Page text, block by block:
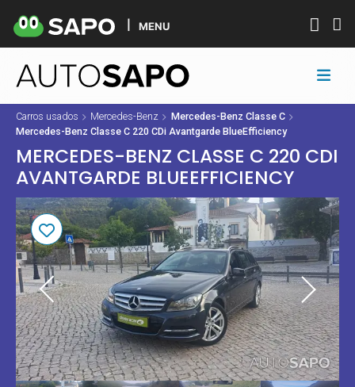
MENU
Carros usados Mercedes-Benz
Mercedes-Benz Classe C
Mercedes-Benz Classe C 220 CDi Avantgarde BlueEfficiency
MERCEDES-BENZ CLASSE C 220 CDI
AVANTGARDE BLUEEFFICIENCY